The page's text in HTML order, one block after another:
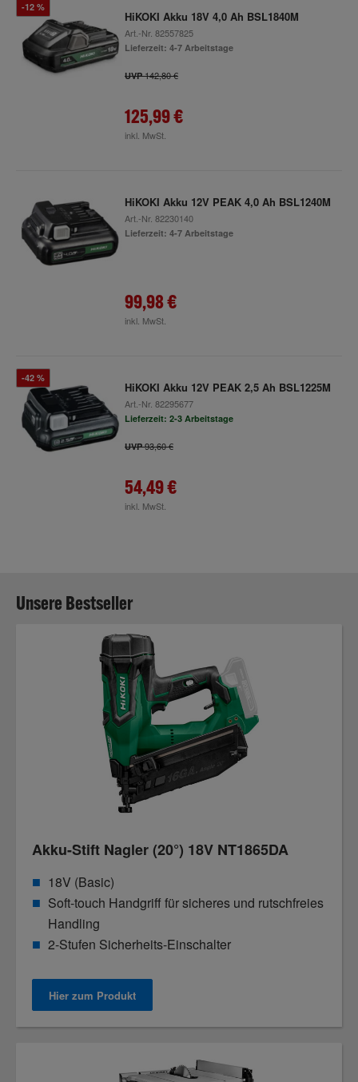
-12 %
HiKOKI Akku 18V 4,0 Ah BSL1840M
Art.-Nr. 82557825
Lieferzeit: 4-7 Arbeitstage
UVP142,80 €
125,99 €
inkl. MwSt.
HiKOKI Akku 12V PEAK 4,0 Ah BSL1240M
Art.-Nr. 82230140
Lieferzeit: 4-7 Arbeitstage
99,98 €
inkl. MwSt.
-42 %
HiKOKI Akku 12V PEAK 2,5 Ah BSL1225M
Art.-Nr. 82295677
Lieferzeit: 2-3 Arbeitstage
UVP93,60 €
54,49 €
inkl. MwSt.
Unsere Bestseller
Akku-Stift Nagler (20°) 18V NT1865DA
18V (Basic)
Soft-touch Handgriff für sicheres und rutschfreies
Handling
2-Stufen Sicherheits-Einschalter
Hier zum Produkt